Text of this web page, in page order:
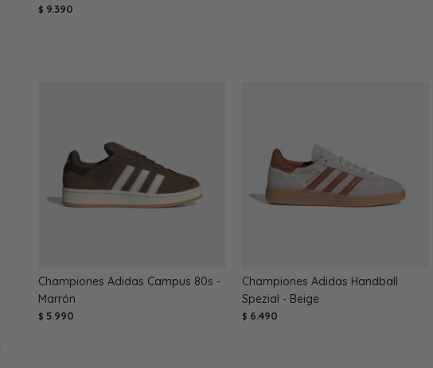
$ 9.390
Championes Adidas Campus 80s -
Marrón
$ 5.990
Championes Adidas Handball
Spezial - Beige
$ 6.490